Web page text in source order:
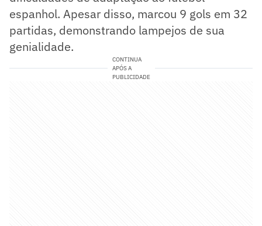
espanhol. Apesar disso, marcou 9 gols em 32
partidas, demonstrando lampejos de sua
genialidade.
CONTINUA
APÓS A
PUBLICIDADE